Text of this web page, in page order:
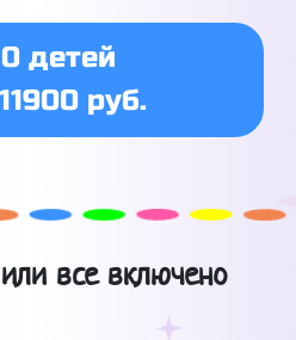
детей
руб.
все включено